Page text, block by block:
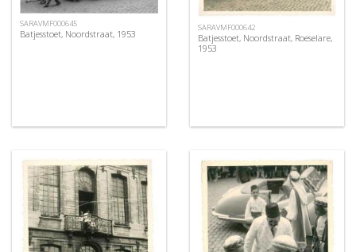
SARAVMF000645
Batjesstoet, Noordstraat, 1953
SARAVMF000642
Batjesstoet, Noordstraat, Roeselare,
1953